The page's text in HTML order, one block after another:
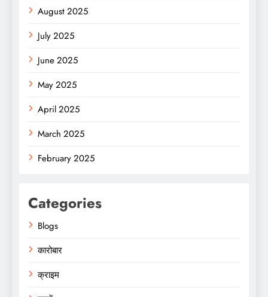
August 2025
July 2025
June 2025
May 2025
April 2025
March 2025
February 2025
Categories
Blogs
कारोबार
क्राइम